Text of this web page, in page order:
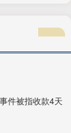
件被指收款4天